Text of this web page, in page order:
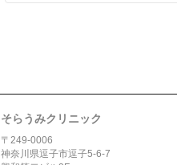
そらうみクリニック
〒249-0006
神奈川県逗子市逗子5-6-7